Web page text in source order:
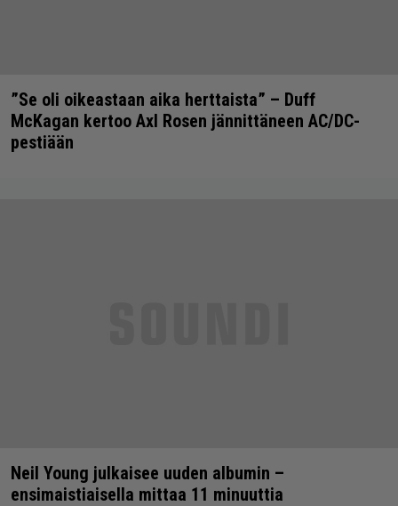
”Se oli oikeastaan aika herttaista” – Duff
McKagan kertoo Axl Rosen jännittäneen AC/DC-
pestiään
Neil Young julkaisee uuden albumin –
ensimaistiaisella mittaa 11 minuuttia